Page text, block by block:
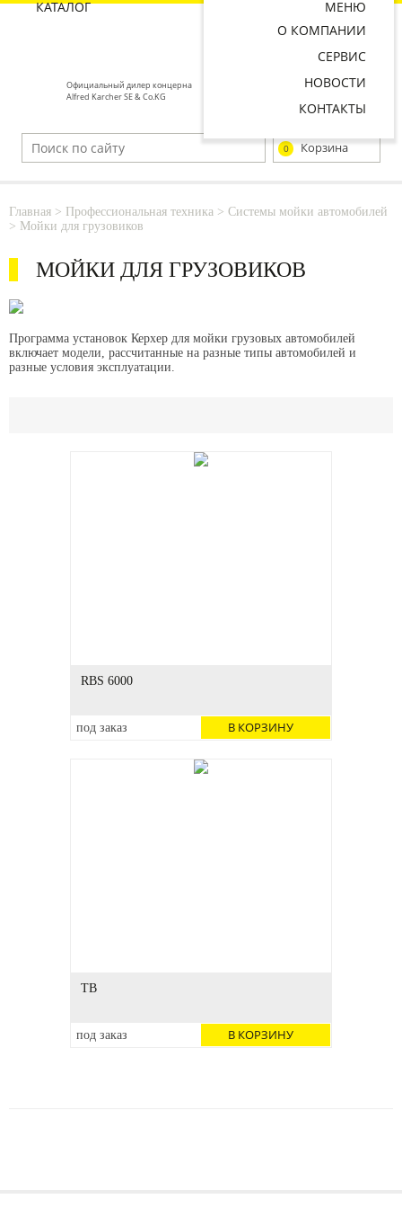
Официальный дилер концерна
Alfred Karcher SE & Co.KG
КАТАЛОГ
О КОМПАНИИ
СЕРВИС
НОВОСТИ
КОНТАКТЫ
МЕНЮ
0 Корзина
Главная > Профессиональная техника > Системы мойки автомобилей
> Мойки для грузовиков
МОЙКИ ДЛЯ ГРУЗОВИКОВ
Программа установок Керхер для мойки грузовых автомобилей
включает модели, рассчитанные на разные типы автомобилей и
разные условия эксплуатации.
RBS 6000
под заказ В КОРЗИНУ
TB
под заказ В КОРЗИНУ